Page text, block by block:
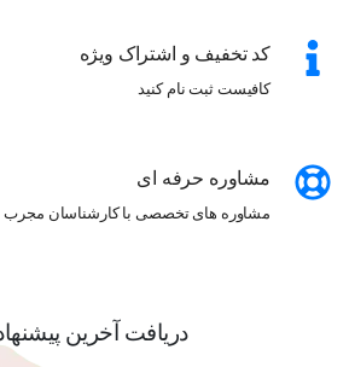
کد تخفیف و اشتراک ویژه
کافیست ثبت نام کنید
مشاوره حرفه ای
مشاوره های تخصصی با کارشناسان مجرب
دریافت آخرین